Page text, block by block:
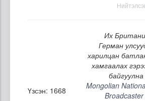
Их
Герман
харилцан
хамгаалах
байгуулна
Үзсэн: 1668
Mongolian
Broadcaster